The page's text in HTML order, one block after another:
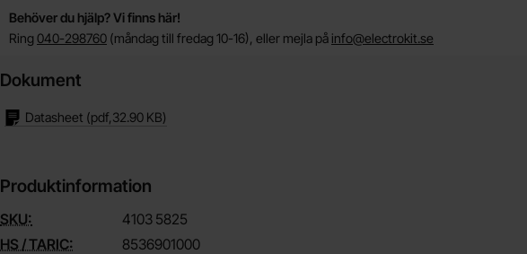
Behöver du hjälp? Vi finns här!
Ring 040-298760 (måndag till fredag 10-16), eller mejla på info@electrokit.se
Dokument
Datasheet (pdf, 32.90 KB)
Produktinformation
SKU: 4103 5825
HS / TARIC:
8536901000